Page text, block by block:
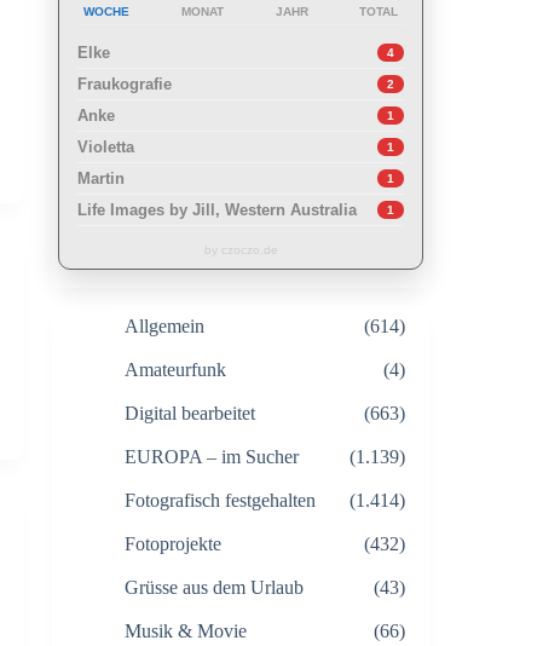
WOCHE MONAT JAHR TOTAL
Elke 4
Fraukografie 2
Anke 1
Violetta 1
Martin 1
Life Images by Jill, Western Australia 1
by czoczo.de
Allgemein (614)
Amateurfunk (4)
Digital bearbeitet (663)
EUROPA – im Sucher (1.139)
Fotografisch festgehalten (1.414)
Fotoprojekte (432)
Grüsse aus dem Urlaub (43)
Musik & Movie (66)